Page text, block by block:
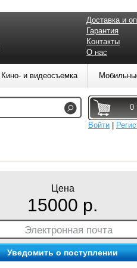
Цена
15000 р.
Электронная почта
Доставка и
Гарантия
Контакты
О нас
Кино- и видеосъемка
0
Войти